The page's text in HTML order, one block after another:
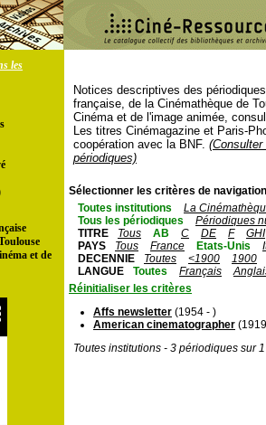
les
et de
Notices descriptives des
française, de la Cinémathèque de
Cinéma et de l'image animée,
Les titres Cinémagazine et Paris-
coopération avec la BNF.
périodiques)
Sélectionner les critères de
Toutes institutions
La
Tous les périodiques
Périodiques
TITRE
Tous AB C DE F
GHI
PAYS
Tous France Etats-Unis
DECENNIE
Toutes <1900
1900
LANGUE
Toutes Français
Réinitialiser les critères
Affs newsletter (1954 - )
American cinematographer
Toutes institutions - 3 périodiques sur